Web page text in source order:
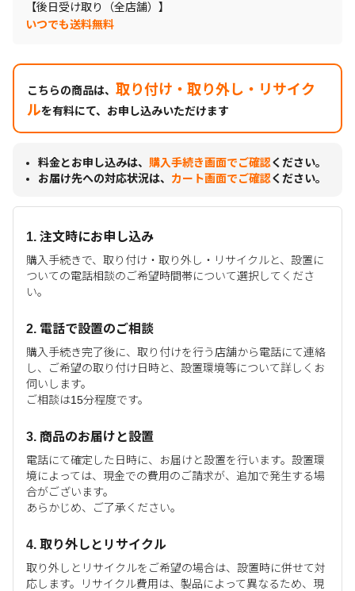
【後日受け取り（全店舗）】
いつでも送料無料
こちらの商品は、 取り付け・取り外し・リサイク
ルを有料にて、お申し込みいただけます
料金とお申し込みは、 購入手続き画面でご確認ください。
お届け先への対応状況は、 カート画面でご確認ください。
1. 注文時にお申し込み
購入手続きで、取り付け・取り外し・リサイクルと、設置に
ついての電話相談のご希望時間帯について選択してくださ
い。
2. 電話で設置のご相談
購入手続き完了後に、取り付けを行う店舗から電話にて連絡
し、ご希望の取り付け日時と、設置環境等について詳しくお
伺いします。
ご相談は15分程度です。
3. 商品のお届けと設置
電話にて確定した日時に、お届けと設置を行います。設置環
境によっては、現金での費用のご請求が、追加で発生する場
合がございます。
あらかじめ、ご了承ください。
4. 取り外しとリサイクル
取り外しとリサイクルをご希望の場合は、設置時に併せて対
応します。リサイクル費用は、製品によって異なるため、現